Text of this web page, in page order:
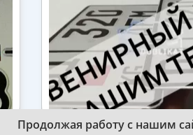
Продолжая работу с нашим